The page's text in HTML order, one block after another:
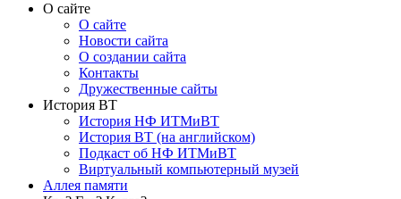
О сайте
О сайте
Новости сайта
О создании сайта
Контакты
Дружественные сайты
История ВТ
История НФ ИТМиВТ
История ВТ (на английском)
Подкаст об НФ ИТМиВТ
Виртуальный компьютерный музей
Аллея памяти